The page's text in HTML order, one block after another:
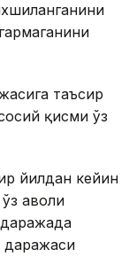
таъсир
қисми ўз
йилдан кейин
аҳволи
даражаси